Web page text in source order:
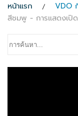
หน้าแรก
VDO
สีชมพู - การแสดงเปิ